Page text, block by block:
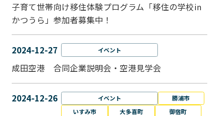
子育て世帯向け移住体験プログラム「移住の学校in
かつうら」参加者募集中！
2024-12-27 イベント
成田空港 合同企業説明会・空港見学会
2024-12-26 イベント
勝浦市
いすみ市
大多喜町
御宿町